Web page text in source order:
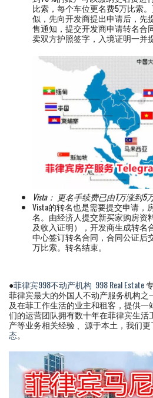
比索，每个车位更名费5万比索
似，先向开发商提出申请后，先
售通知，提交开发商申请转名合
卖双方护照签字，入境证明一并
Vista： 更名手续费已由1万涨到5万
Vista的转名也是需要提交申请，
名。由经济人提交新买家购房资
及收入证明），开发商生成转名
中心签订转名合同，合同公证后
万比索。转名结束。
●菲律宾998不动产机构 998 Real Estate
菲律宾最大的外国人不动产服务机构之
及在菲工作生活的业主和租客，提供
们的运营团队拥有数十年在菲律宾生
产等业务相关经验 、源于本土，我们
态。